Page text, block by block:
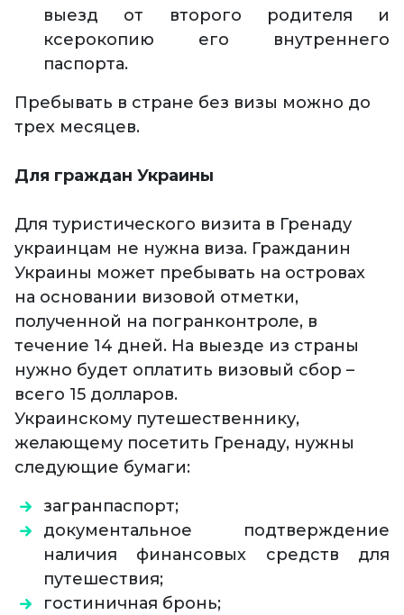
выезд от второго родителя и
ксерокопию его внутреннего
паспорта.
Пребывать в стране без визы можно до
трех месяцев.
Для граждан Украины
Для туристического визита в Гренаду
украинцам не нужна виза. Гражданин
Украины может пребывать на островах
на основании визовой отметки,
полученной на погранконтроле, в
течение 14 дней. На выезде из страны
нужно будет оплатить визовый сбор –
всего 15 долларов.
Украинскому путешественнику,
желающему посетить Гренаду, нужны
следующие бумаги:
загранпаспорт;
документальное подтверждение
наличия финансовых средств для
путешествия;
гостиничная бронь;